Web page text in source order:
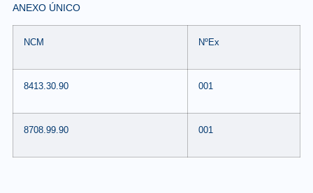
ANEXO ÚNICO
NCM NºEx
8413.30.90 001
8708.99.90 001